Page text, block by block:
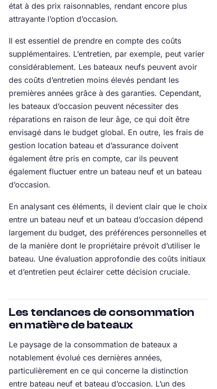
état à des prix raisonnables, rendant encore plus
attrayante l’option d’occasion.
Il est essentiel de prendre en compte des coûts
supplémentaires. L’entretien, par exemple, peut varier
considérablement. Les bateaux neufs peuvent avoir
des coûts d’entretien moins élevés pendant les
premières années grâce à des garanties. Cependant,
les bateaux d’occasion peuvent nécessiter des
réparations en raison de leur âge, ce qui doit être
envisagé dans le budget global. En outre, les frais de
gestion location bateau et d’assurance doivent
également être pris en compte, car ils peuvent
également fluctuer entre un bateau neuf et un bateau
d’occasion.
En analysant ces éléments, il devient clair que le choix
entre un bateau neuf et un bateau d’occasion dépend
largement du budget, des préférences personnelles et
de la manière dont le propriétaire prévoit d’utiliser le
bateau. Une évaluation approfondie des coûts initiaux
et d’entretien peut éclairer cette décision cruciale.
Les tendances de consommation
en matière de bateaux
Le paysage de la consommation de bateaux a
notablement évolué ces dernières années,
particulièrement en ce qui concerne la distinction
entre bateau neuf et bateau d’occasion. L’un des